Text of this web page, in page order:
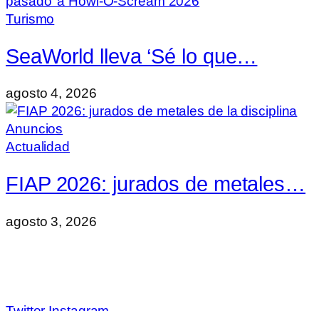
Turismo
SeaWorld lleva ‘Sé lo que…
agosto 4, 2026
Actualidad
FIAP 2026: jurados de metales…
agosto 3, 2026